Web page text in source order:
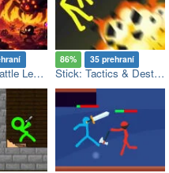
Stick Hero: Battle Legacy
86% 35 prehraní
Stick: Tactics & Destruction